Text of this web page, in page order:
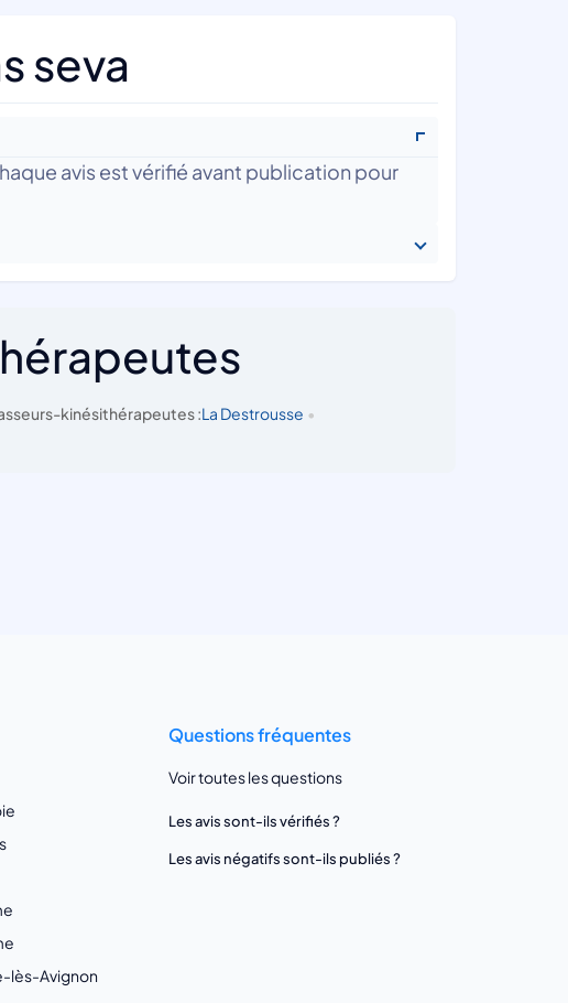
seva
avis est vérifié avant publication pour
kinésithérapeutes :La Destrousse •
lès-Avignon
Questions fréquentes
Voir toutes les questions
Les avis sont-ils vérifiés ?
Les avis négatifs sont-ils publiés ?